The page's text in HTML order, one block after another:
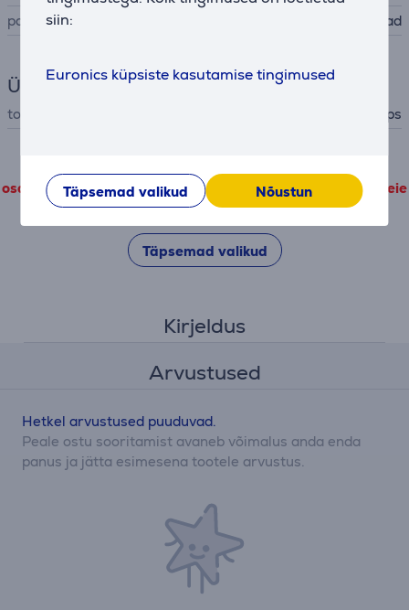
siin:
Euronics küpsiste kasutamise tingimused
Täpsemad valikud Nõustun
pardli tarvikud
varuterad
Üldine parameeter
tootja Philips
osapooltelt, on võimalik vaadata vaid siis kui nõustute meie
jõudlusküpsiste kasutamise tingimustega
Täpsemad valikud
Kirjeldus
Arvustused
Hetkel arvustused puuduvad.
Peale ostu sooritamist avaneb võimalus anda enda
panus ja jätta esimesena tootele arvustus.